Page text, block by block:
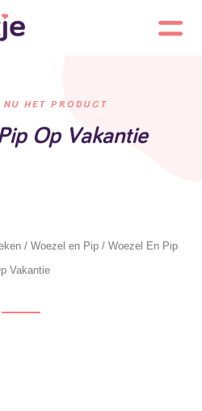
HET PRODUCT
Op Vakantie
/ Woezel en Pip / Woezel En Pip
Vakantie